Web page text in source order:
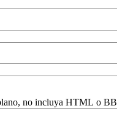
no incluya HTML o